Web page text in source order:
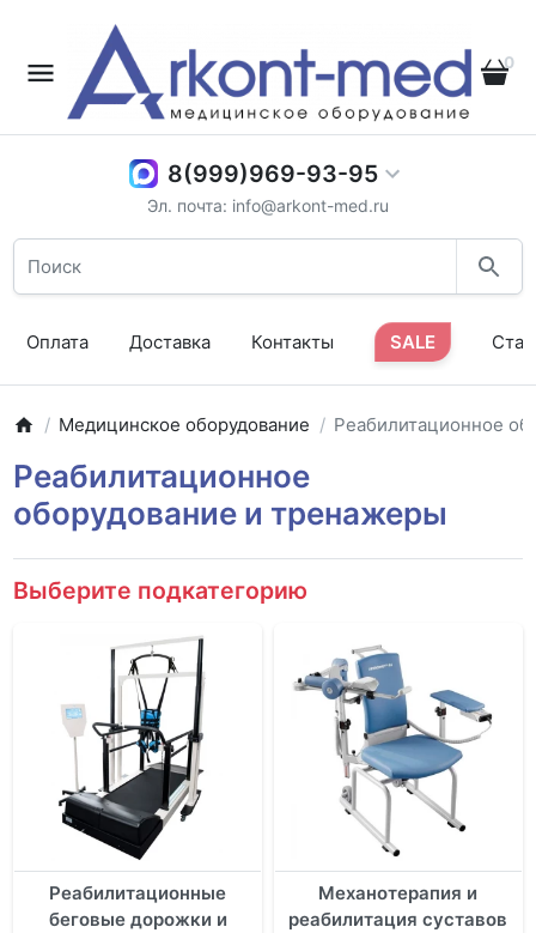
0
8(999)969-93-95
Эл. почта: info@arkont-med.ru
Оплата Доставка Контакты SALE
Медицинское оборудование Реабилитационное
Реабилитационное
оборудование и тренажеры
Выберите подкатегорию
Реабилитационные
беговые дорожки и
Механотерапия и
реабилитация суставов